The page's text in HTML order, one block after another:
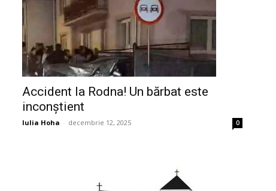
Accident la Rodna! Un bărbat este
inconștient
Iulia Hoha - decembrie 12, 2025 0